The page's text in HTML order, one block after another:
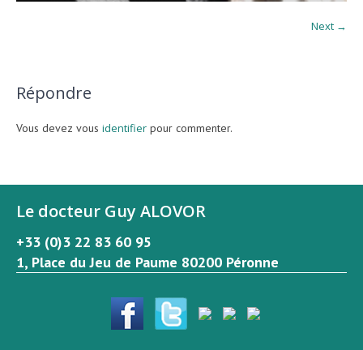
Next →
Répondre
Vous devez vous identifier pour commenter.
Le docteur Guy ALOVOR
+33 (0)3 22 83 60 95
1, Place du Jeu de Paume 80200 Péronne